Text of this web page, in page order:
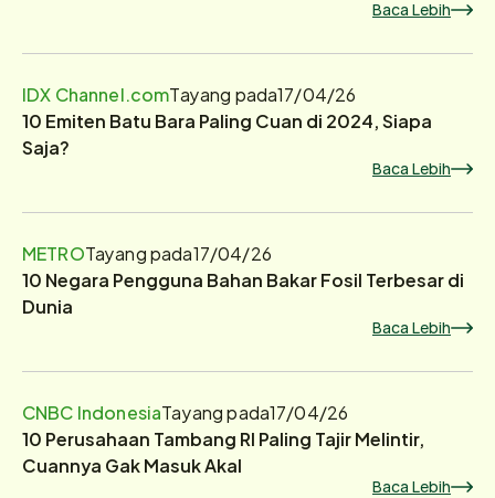
Baca Lebih
IDX Channel.comTayang pada17/04/26
10 Emiten Batu Bara Paling Cuan di 2024, Siapa
Saja?
Baca Lebih
METROTayang pada17/04/26
10 Negara Pengguna Bahan Bakar Fosil Terbesar di
Dunia
Baca Lebih
CNBC IndonesiaTayang pada17/04/26
10 Perusahaan Tambang RI Paling Tajir Melintir,
Cuannya Gak Masuk Akal
Baca Lebih